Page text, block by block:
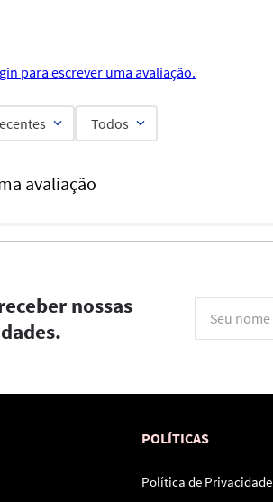
para escrever uma avaliação.
Todos
avaliação
nossas
POLÍTICAS
Política de Privacidade